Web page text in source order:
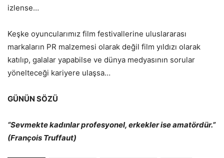
izlense…
Keşke oyuncularımız film festivallerine uluslararası
markaların PR malzemesi olarak değil film yıldızı olarak
katılıp, galalar yapabilse ve dünya medyasının sorular
yönelteceği kariyere ulaşsa…
GÜNÜN SÖZÜ
“Sevmekte kadınlar profesyonel, erkekler ise amatördür.”
(François Truffaut)